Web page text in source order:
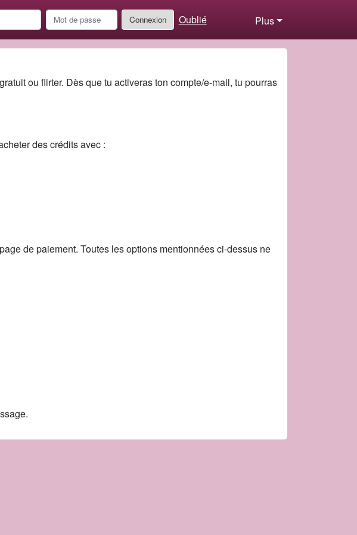
Connexion Oublié Plus
ou flirter. Dès que tu activeras ton compte/e-mail, tu pourras
des crédits avec :
de paiement. Toutes les options mentionnées ci-dessus ne